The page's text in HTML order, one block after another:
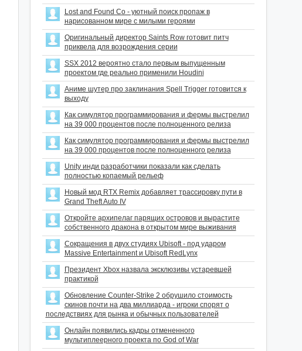
Lost and Found Co - уютный поиск пропаж в
нарисованном мире с милыми героями
Оригинальный директор Saints Row готовит питч
приквела для возрождения серии
SSX 2012 вероятно стало первым выпущенным
проектом где реально применили Houdini
Аниме шутер про заклинания Spell Trigger готовится к
выходу
Как симулятор программирования и фермы выстрелил
на 39 000 процентов после полноценного релиза
Как симулятор программирования и фермы выстрелил
на 39 000 процентов после полноценного релиза
Unity инди разработчики показали как сделать
полностью копаемый рельеф
Новый мод RTX Remix добавляет трассировку пути в
Grand Theft Auto IV
Откройте архипелаг парящих островов и вырастите
собственного дракона в открытом мире выживания
Сокращения в двух студиях Ubisoft - под ударом
Massive Entertainment и Ubisoft RedLynx
Президент Xbox назвала эксклюзивы устаревшей
практикой
Обновление Counter-Strike 2 обрушило стоимость
скинов почти на два миллиарда - игроки спорят о
последствиях для рынка и обычных пользователей
Онлайн появились кадры отмененного
мультиплеерного проекта по God of War